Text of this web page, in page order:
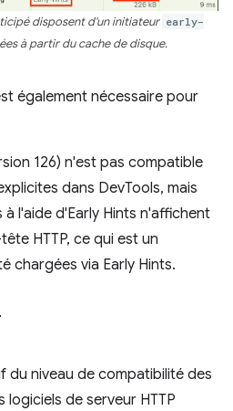
disposent d'un initiateur early-
à partir du cache de disque.
également nécessaire pour
126) n'est pas compatible
dans DevTools, mais
l'aide d'Early Hints n'affichent
HTTP, ce qui est un
chargées via Early Hints.
du niveau de compatibilité des
logiciels de serveur HTTP